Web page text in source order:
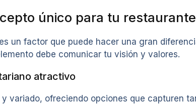
único para tu restaurante
un factor que puede hacer una gran
debe comunicar tu visión y valores.
atractivo
variado, ofreciendo opciones que capturen